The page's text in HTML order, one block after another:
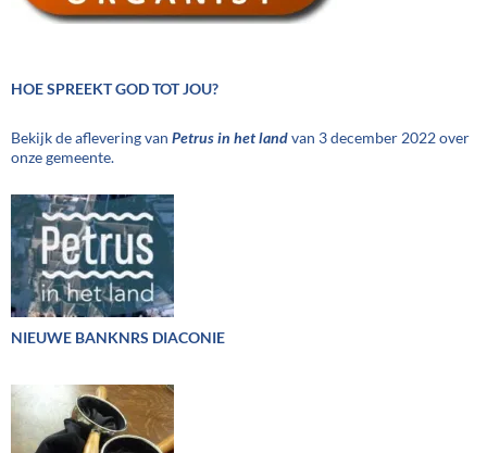
HOE SPREEKT GOD TOT JOU?
Bekijk de aflevering van Petrus in het landvan 3 december 2022 over
onze gemeente.
NIEUWE BANKNRS DIACONIE